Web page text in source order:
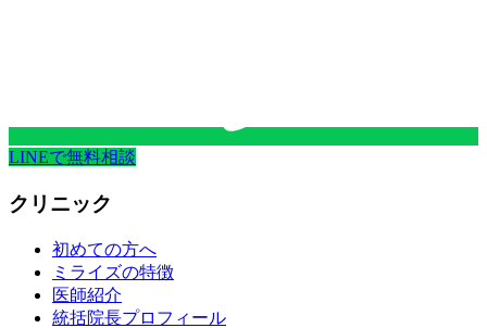
LINEで無料相談
クリニック
初めての方へ
ミライズの特徴
医師紹介
統括院長プロフィール